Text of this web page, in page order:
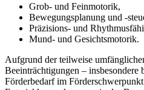
Grob- und Feinmotorik,
Bewegungsplanung und -
Präzisions- und
Mund- und Gesichtsmotorik.
Aufgrund der teilweise
Beeinträchtigungen – insbesondere
Förderbedarf im